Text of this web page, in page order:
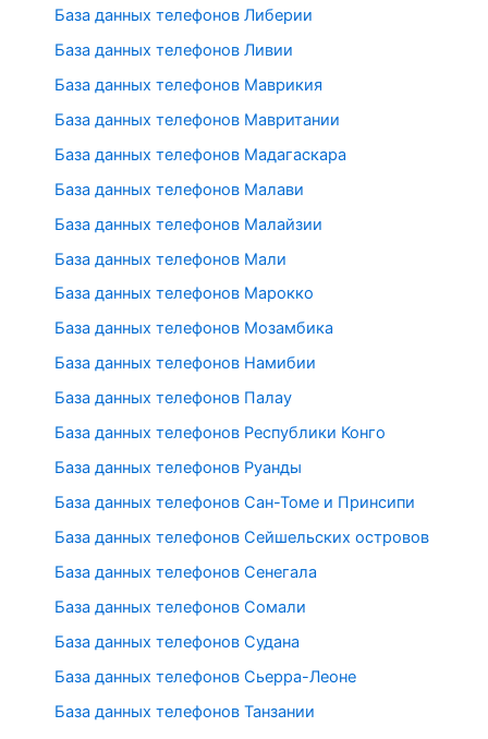
База данных телефонов Либерии
База данных телефонов Ливии
База данных телефонов Маврикия
База данных телефонов Мавритании
База данных телефонов Мадагаскара
База данных телефонов Малави
База данных телефонов Малайзии
База данных телефонов Мали
База данных телефонов Марокко
База данных телефонов Мозамбика
База данных телефонов Намибии
База данных телефонов Палау
База данных телефонов Республики Конго
База данных телефонов Руанды
База данных телефонов Сан-Томе и Принсипи
База данных телефонов Сейшельских островов
База данных телефонов Сенегала
База данных телефонов Сомали
База данных телефонов Судана
База данных телефонов Сьерра-Леоне
База данных телефонов Танзании